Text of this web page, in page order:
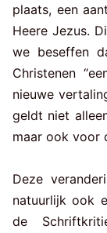
plaats, een
Heere Jezus.
we beseffen
Christenen
nieuwe
geldt niet
maar ook voor
Deze
natuurlijk ook
de